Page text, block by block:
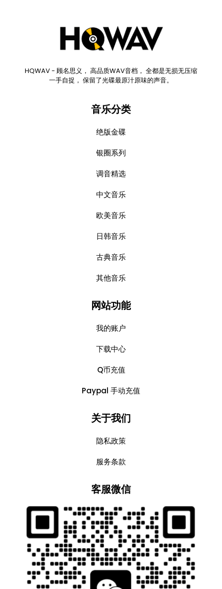
HQWAV - 顾名思义， 高品质WAV音档， 全都是无损无压缩
一手自捉， 保留了光碟最原汁原味的声音。
音乐分类
绝版金碟
银圈系列
调音精选
中文音乐
欧美音乐
日韩音乐
古典音乐
其他音乐
网站功能
我的账户
下载中心
Q币充值
Paypal 手动充值
关于我们
隐私政策
服务条款
客服微信